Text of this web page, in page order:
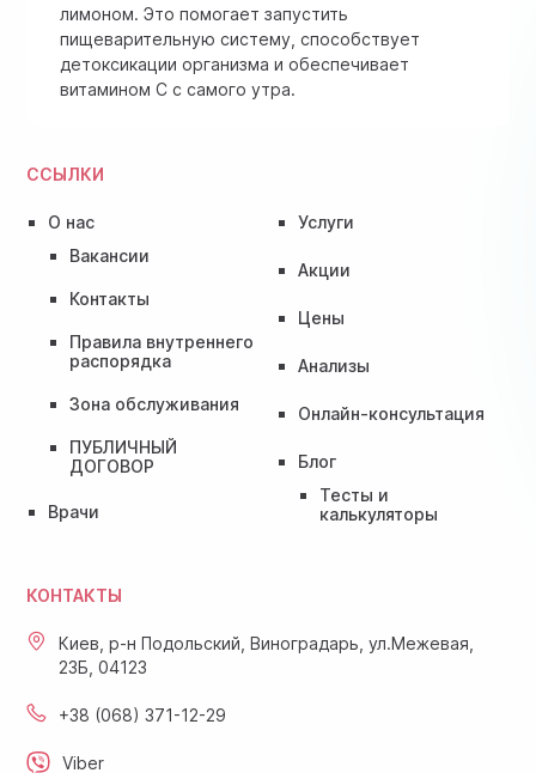
ССЫЛКИ
О нас
Вакансии
Контакты
Правила внутреннего
распорядка
Зона обслуживания
ПУБЛИЧНЫЙ
ДОГОВОР
Врачи
Услуги
Акции
Цены
Анализы
Онлайн-консультация
Блог
Тесты и
калькуляторы
лимоном. Это помогает запустить
пищеварительную систему, способствует
детоксикации организма и обеспечивает
витамином C с самого утра.
КОНТАКТЫ
Киев, р-н Подольский, Виноградарь, ул.Межевая,
23Б, 04123
+38 (068) 371-12-29
Viber